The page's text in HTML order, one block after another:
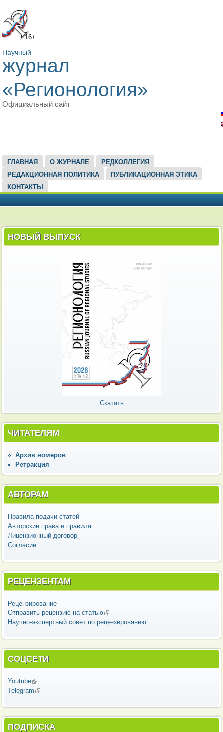
16+
Научный
журнал
«Регионология»
Официальный сайт
ГЛАВНОЕ МЕНЮ
ГЛАВНАЯ О ЖУРНАЛЕ
РЕДКОЛЛЕГИЯ
РЕДАКЦИОННАЯ ПОЛИТИКА
ПУБЛИКАЦИОННАЯ ЭТИКА
КОНТАКТЫ
НОВЫЙ ВЫПУСК
Скачать
ЧИТАТЕЛЯМ
Архив номеров
Ретракция
АВТОРАМ
Правила подачи статей
Авторские права и правила
Лицензионный договор
Согласие
РЕЦЕНЗЕНТАМ
Рецензирование
Отправить рецензию на статью(внешняя ссылка)
Научно-экспертный совет по рецензированию
СОЦСЕТИ
Youtube(внешняя ссылка)
Telegram (внешняя ссылка)
ПОДПИСКА